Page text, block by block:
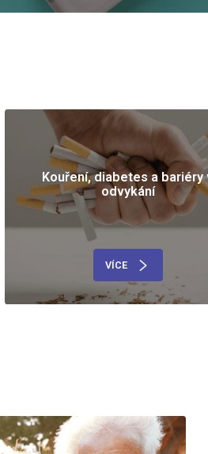
Kouření, diabetes a bariéry
odvykání
VÍCE